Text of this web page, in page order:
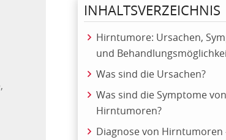
INHALTSVERZEICHNIS
Hirntumore: Ursachen,
und
Was sind die Ursachen?
Was sind die Symptome von
Hirntumoren?
Diagnose von Hirntumoren